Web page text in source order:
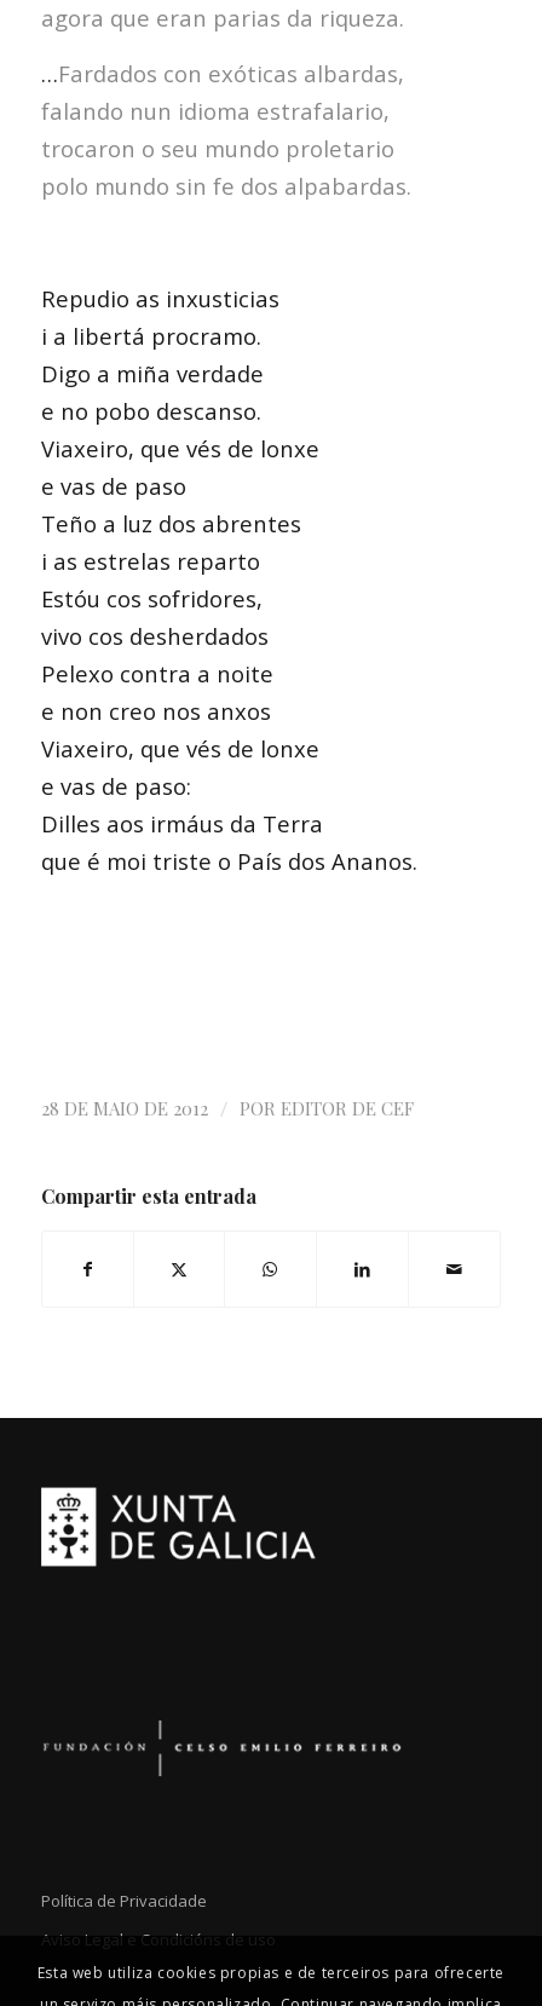
agora que eran parias da riqueza.
…Fardados con exóticas albardas,
falando nun idioma estrafalario,
trocaron o seu mundo proletario
polo mundo sin fe dos alpabardas.
Repudio as inxusticias
i a libertá procramo.
Digo a miña verdade
e no pobo descanso.
Viaxeiro, que vés de lonxe
e vas de paso
Teño a luz dos abrentes
i as estrelas reparto
Estóu cos sofridores,
vivo cos desherdados
Pelexo contra a noite
e non creo nos anxos
Viaxeiro, que vés de lonxe
e vas de paso:
Dilles aos irmáus da Terra
que é moi triste o País dos Ananos.
28 DE MAIO DE 2012 / POR EDITOR DE CEF
Compartir esta entrada
Política de Privacidade
Aviso Legal e Condicións de uso
Esta web utiliza cookies propias e de terceiros para ofrecerte